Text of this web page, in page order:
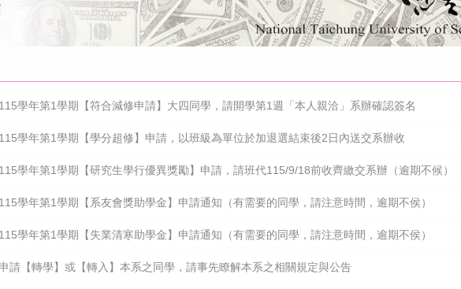
115學年第1學期【符合減修申請】大四同學，請開學第1週「本人親洽」系辦確認簽名
115學年第1學期【學分超修】申請，以班級為單位於加退選結束後2日內送交系辦收
115學年第1學期【研究生學行優異獎勵】申請，請班代115/9/18前收齊繳交系辦（逾期不候）
115學年第1學期【系友會獎助學金】申請通知（有需要的同學，請注意時間，逾期不侯）
115學年第1學期【失業清寒助學金】申請通知（有需要的同學，請注意時間，逾期不侯）
申請【轉學】或【轉入】本系之同學，請事先瞭解本系之相關規定與公告